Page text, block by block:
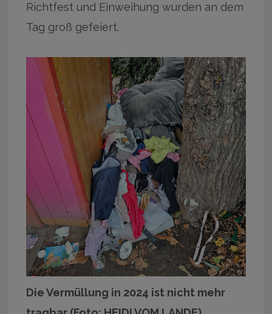
Richtfest und Einweihung wurden an dem
Tag groß gefeiert.
Die Vermüllung in 2024 ist nicht mehr